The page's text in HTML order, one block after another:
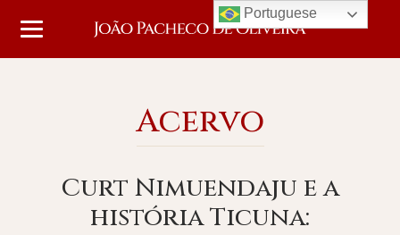
Acervo
Curt Nimuendaju e a
história Ticuna:
Portuguese